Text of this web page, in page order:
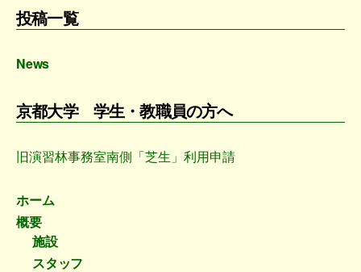
投稿一覧
News
京都大学 学生・教職員の方へ
旧演習林事務室南側「芝生」利用申請
ホーム
概要
施設
スタッフ